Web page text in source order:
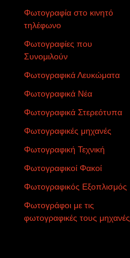
Φωτογραφία στο κινητό
τηλέφωνο
Φωτογραφίες που
Συνομιλούν
Φωτογραφικά Λευκώματα
Φωτογραφικά Νέα
Φωτογραφικά Στερεότυπα
Φωτογραφικές μηχανές
Φωτογραφική Τεχνική
Φωτογραφικοί Φακοί
Φωτογραφικός Εξοπλισμός
Φωτογράφοι με τις
φωτογραφικές τους μηχανές